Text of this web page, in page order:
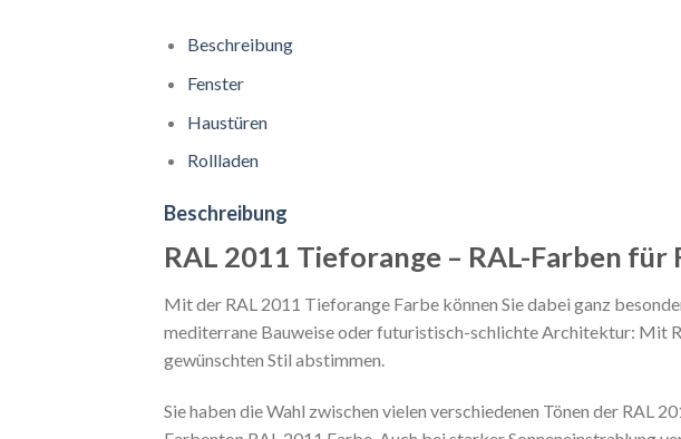
Beschreibung
Fenster
Haustüren
Rollladen
Beschreibung
RAL 2011 Tieforange – RAL-Farben für
Mit der RAL 2011 Tieforange Farbe können Sie dabei ganz
mediterrane Bauweise oder futuristisch-schlichte Architektur: Mit
gewünschten Stil abstimmen.
Sie haben die Wahl zwischen vielen verschiedenen Tönen der RAL